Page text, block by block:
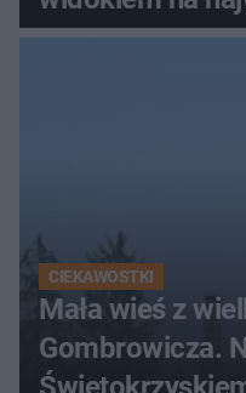
Świętokrzyskich
CIEKAWOSTKI
Mała wieś z
Gombrowicza.